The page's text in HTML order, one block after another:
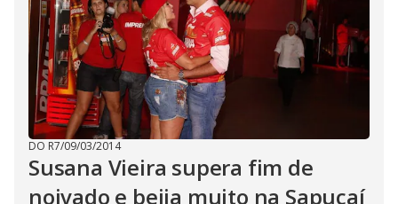
DO R7/09/03/2014
Susana Vieira supera fim de
noivado e beija muito na Sapucaí